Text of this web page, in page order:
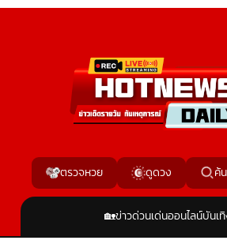
ตรวจหวย ดูดวง ค้
🏡ข่าวด่วนเด่นออนไลน์บันเ